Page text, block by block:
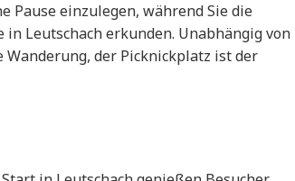
Pause einzulegen, während Sie die
Leutschach erkunden. Unabhängig von
der Picknickplatz ist der